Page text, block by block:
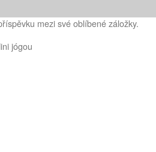
mezi své oblíbené záložky.
jógou